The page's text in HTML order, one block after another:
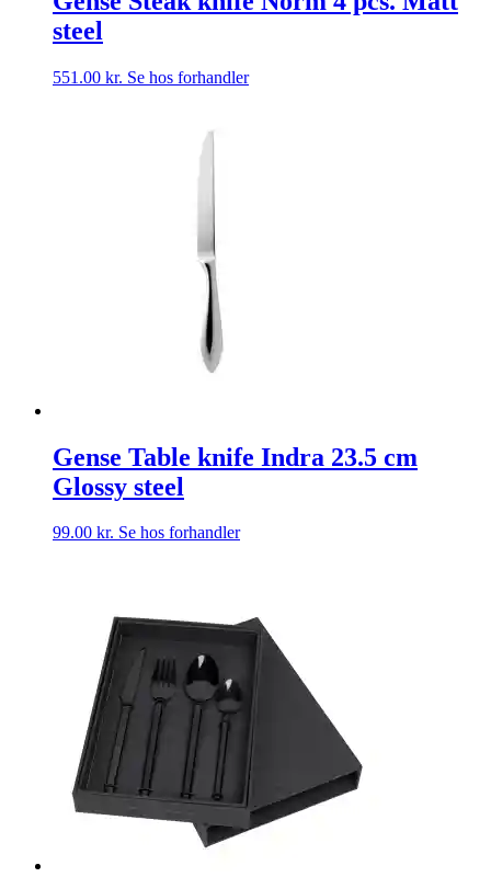
steel
551.00 kr. Se hos forhandler
Gense Table knife Indra 23.5 cm
Glossy steel
99.00 kr. Se hos forhandler